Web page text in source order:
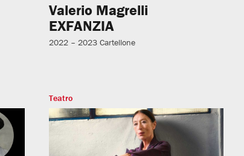
Valerio Magrelli
EXFANZIA
2022 – 2023 Cartellone
Teatro